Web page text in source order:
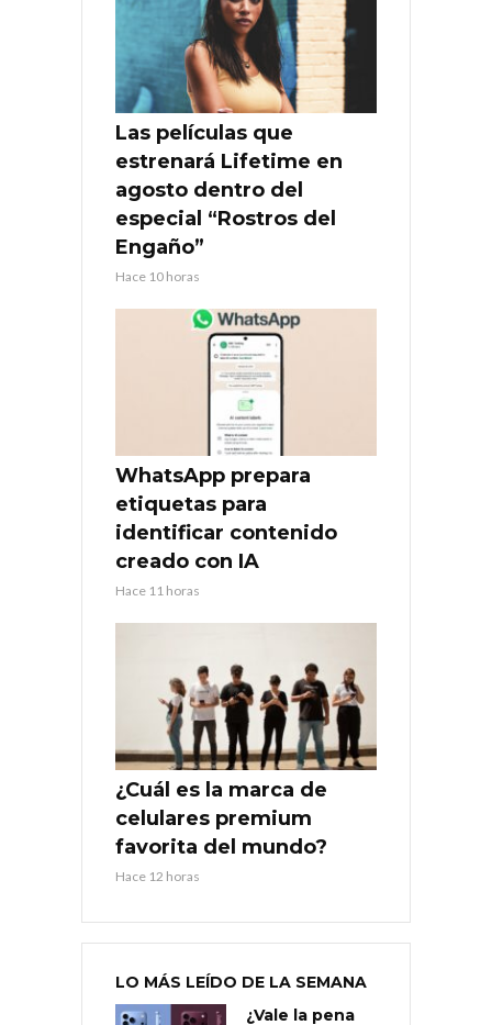
Las películas que
estrenará Lifetime en
agosto dentro del
especial “Rostros del
Engaño”
Hace 10 horas
WhatsApp prepara
etiquetas para
identificar contenido
creado con IA
Hace 11 horas
¿Cuál es la marca de
celulares premium
favorita del mundo?
Hace 12 horas
LO MÁS LEÍDO DE LA SEMANA
¿Vale la pena